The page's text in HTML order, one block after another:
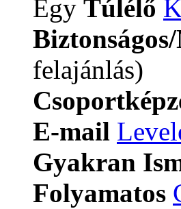
Egy Túlélő
felajánlás)
E-mail
Gyakran
Folyamatos